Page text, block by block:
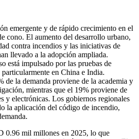
emergente y de rápido crecimiento en el
cono. El aumento del desarrollo urbano,
contra incendios y las iniciativas de
llevado a la adopción ampliada.
está impulsado por las pruebas de
en China e India.
de la demanda proviene de la academia y
mientras que el 19% proviene de
y electrónicas. Los gobiernos regionales
la aplicación del código de incendio,
0.96 mil millones en 2025, lo que